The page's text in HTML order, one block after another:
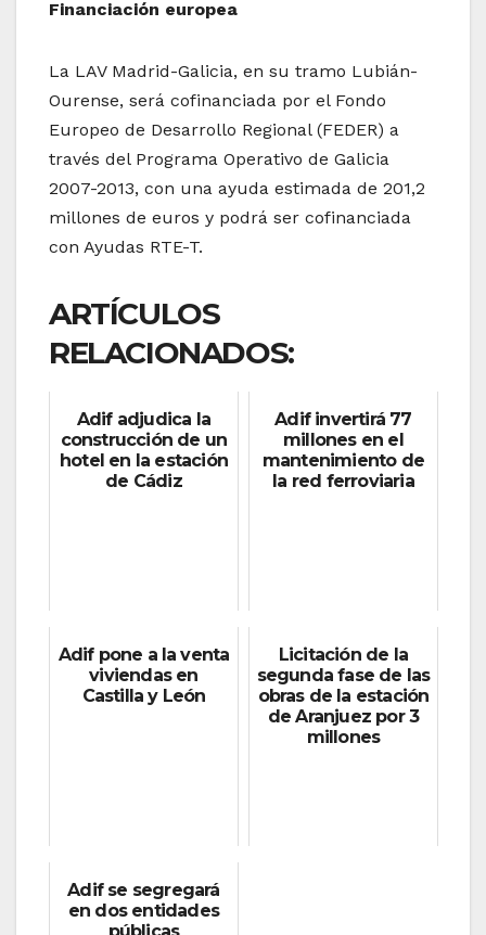
Financiación europea
La LAV Madrid-Galicia, en su tramo Lubián-
Ourense, será cofinanciada por el Fondo
Europeo de Desarrollo Regional (FEDER) a
través del Programa Operativo de Galicia
2007-2013, con una ayuda estimada de 201,2
millones de euros y podrá ser cofinanciada
con Ayudas RTE-T.
ARTÍCULOS
RELACIONADOS:
Adif adjudica la
construcción de un
hotel en la estación
de Cádiz
Adif invertirá 77
millones en el
mantenimiento de
la red ferroviaria
Adif pone a la venta
viviendas en
Castilla y León
Licitación de la
segunda fase de las
obras de la estación
de Aranjuez por 3
millones
Adif se segregará
en dos entidades